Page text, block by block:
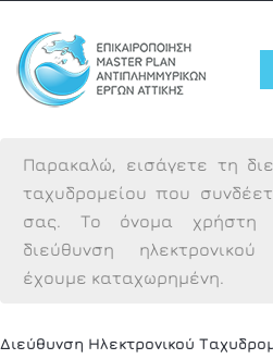
Παρακαλώ, εισάγετε τη
ταχυδρομείου που
σας. Το όνομα χρήστη
διεύθυνση
έχουμε καταχωρημένη.
Διεύθυνση Ηλεκτρονικού